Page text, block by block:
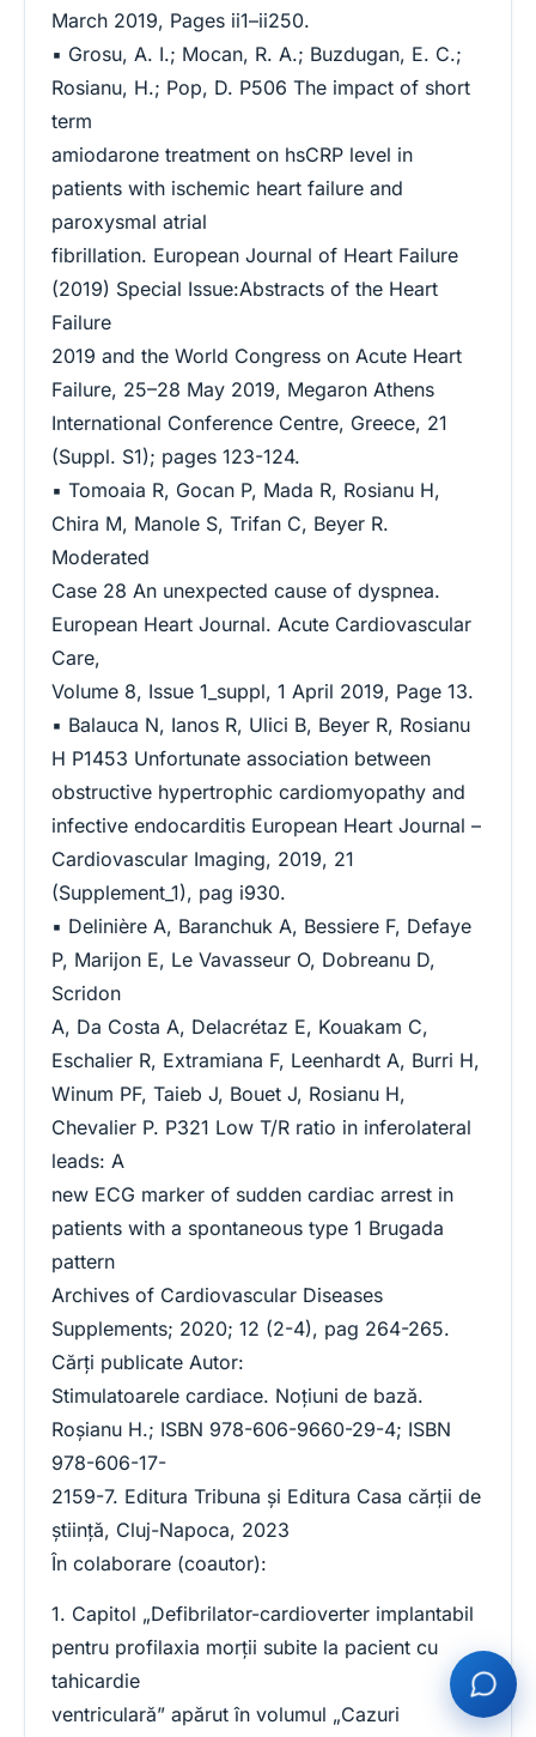
March 2019, Pages ii1–ii250.
▪ Grosu, A. I.; Mocan, R. A.; Buzdugan, E. C.;
Rosianu, H.; Pop, D. P506 The impact of short
term
amiodarone treatment on hsCRP level in
patients with ischemic heart failure and
paroxysmal atrial
fibrillation. European Journal of Heart Failure
(2019) Special Issue:Abstracts of the Heart
Failure
2019 and the World Congress on Acute Heart
Failure, 25–28 May 2019, Megaron Athens
International Conference Centre, Greece, 21
(Suppl. S1); pages 123-124.
▪ Tomoaia R, Gocan P, Mada R, Rosianu H,
Chira M, Manole S, Trifan C, Beyer R.
Moderated
Case 28 An unexpected cause of dyspnea.
European Heart Journal. Acute Cardiovascular
Care,
Volume 8, Issue 1_suppl, 1 April 2019, Page 13.
▪ Balauca N, Ianos R, Ulici B, Beyer R, Rosianu
H P1453 Unfortunate association between
obstructive hypertrophic cardiomyopathy and
infective endocarditis European Heart Journal –
Cardiovascular Imaging, 2019, 21
(Supplement_1), pag i930.
▪ Delinière A, Baranchuk A, Bessiere F, Defaye
P, Marijon E, Le Vavasseur O, Dobreanu D,
Scridon
A, Da Costa A, Delacrétaz E, Kouakam C,
Eschalier R, Extramiana F, Leenhardt A, Burri H,
Winum PF, Taieb J, Bouet J, Rosianu H,
Chevalier P. P321 Low T/R ratio in inferolateral
leads: A
new ECG marker of sudden cardiac arrest in
patients with a spontaneous type 1 Brugada
pattern
Archives of Cardiovascular Diseases
Supplements; 2020; 12 (2-4), pag 264-265.
Cărți publicate Autor:
Stimulatoarele cardiace. Noţiuni de bază.
Roşianu H.; ISBN 978-606-9660-29-4; ISBN
978-606-17-
2159-7. Editura Tribuna şi Editura Casa cărţii de
ştiinţă, Cluj-Napoca, 2023
În colaborare (coautor):
1. Capitol „Defibrilator-cardioverter implantabil
pentru profilaxia morţii subite la pacient cu
tahicardie
ventriculară” apărut în volumul „Cazuri